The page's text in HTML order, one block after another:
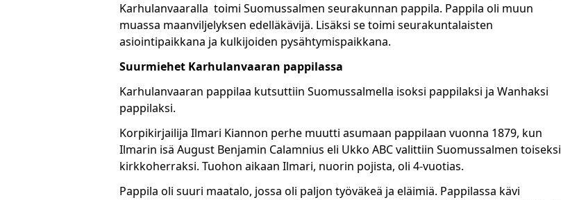
Karhulanvaaralla toimi Suomussalmen seurakunnan pappila. Pappila oli muun
muassa maanviljelyksen edelläkävijä. Lisäksi se toimi seurakuntalaisten
asiointipaikkana ja kulkijoiden pysähtymispaikkana.
Suurmiehet Karhulanvaaran pappilassa
Karhulanvaaran pappilaa kutsuttiin Suomussalmella isoksi pappilaksi ja Wanhaksi
pappilaksi.
Korpikirjailija Ilmari Kiannon perhe muutti asumaan pappilaan vuonna 1879, kun
Ilmarin isä August Benjamin Calamnius eli Ukko ABC valittiin Suomussalmen toiseksi
kirkkoherraksi. Tuohon aikaan Ilmari, nuorin pojista, oli 4-vuotias.
Pappila oli suuri maatalo, jossa oli paljon työväkeä ja eläimiä. Pappilassa kävi